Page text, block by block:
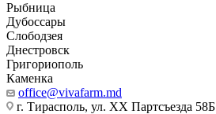
Рыбница
Дубоссары
Слободзея
Днестровск
Григориополь
Каменка
office@vivafarm.md
г. Тирасполь, ул. ХХ Партсъезда 58Б